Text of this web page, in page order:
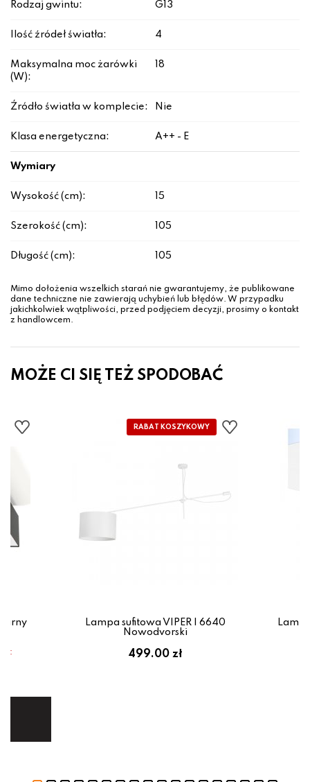
Rodzaj gwintu: G13
Ilość źródeł światła: 4
Maksymalna moc żarówki
(W):
18
Źródło światła w komplecie: Nie
Klasa energetyczna: A++ - E
Wymiary
Wysokość (cm): 15
Szerokość (cm): 105
Długość (cm): 105
Mimo dołożenia wszelkich starań nie gwarantujemy, że publikowane
dane techniczne nie zawierają uchybień lub błędów. W przypadku
jakichkolwiek wątpliwości, przed podjęciem decyzji, prosimy o kontakt
z handlowcem.
MOŻE CI SIĘ TEŻ SPODOBAĆ
Lampa sufitowa VIPER I 6640
Nowodvorski
499.00 zł